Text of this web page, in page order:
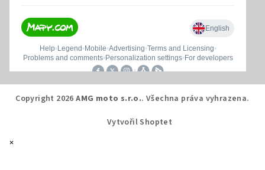
Copyright 2026AMG moto s.r.o.. Všechna práva vyhrazena.
Vytvořil Shoptet
×